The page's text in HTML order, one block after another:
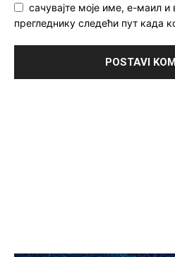
сачувајте моје име, е-маил и
прегледнику следећи пут када